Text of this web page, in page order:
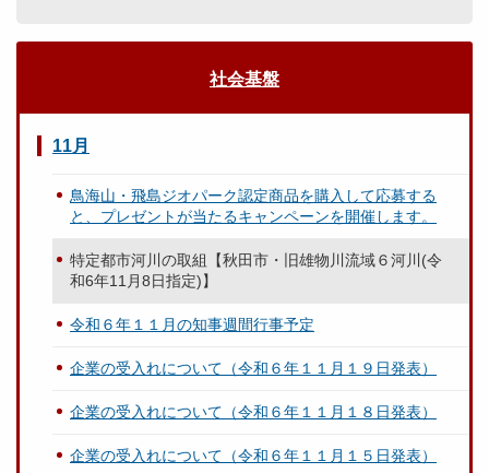
社会基盤
11月
鳥海山・飛島ジオパーク認定商品を購入して応募する
と、プレゼントが当たるキャンペーンを開催します。
特定都市河川の取組【秋田市・旧雄物川流域６河川(令
和6年11月8日指定)】
令和６年１１月の知事週間行事予定
企業の受入れについて（令和６年１１月１９日発表）
企業の受入れについて（令和６年１１月１８日発表）
企業の受入れについて（令和６年１１月１５日発表）